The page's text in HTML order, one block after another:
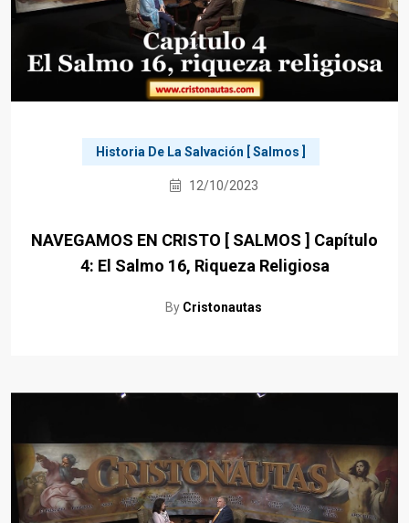
Historia De La Salvación [ Salmos ]
12/10/2023
NAVEGAMOS EN CRISTO [ SALMOS ] Capítulo
4: El Salmo 16, Riqueza Religiosa
By Cristonautas